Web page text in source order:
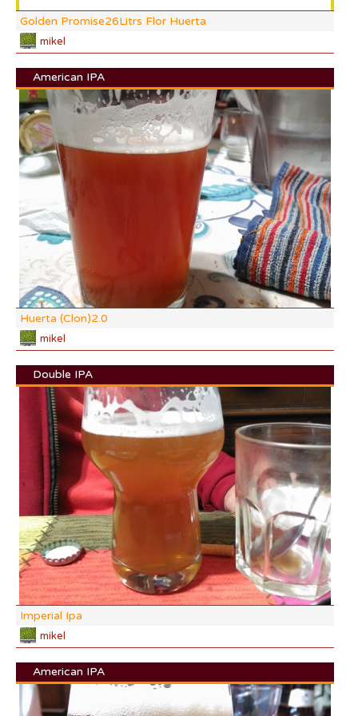
Golden Promise26Litrs Flor Huerta
mikel
American IPA
Huerta (Clon)2.0
mikel
Double IPA
Imperial Ipa
mikel
American IPA